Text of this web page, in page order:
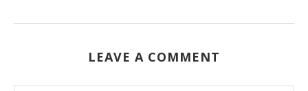
LEAVE A COMMENT